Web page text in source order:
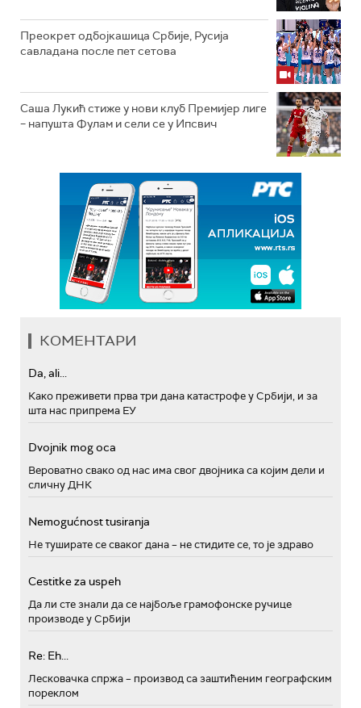
Преокрет одбојкашица Србије, Русија
савладана после пет сетова
Саша Лукић стиже у нови клуб Премијер лиге
– напушта Фулам и сели се у Ипсвич
КОМЕНТАРИ
Da, ali...
Како преживети прва три дана катастрофе у Србији, и за
шта нас припрема ЕУ
Dvojnik mog oca
Вероватно свако од нас има свог двојника са којим дели и
сличну ДНК
Nemogućnost tusiranja
Не туширате се сваког дана – не стидите се, то је здраво
Cestitke za uspeh
Да ли сте знали да се најбоље грамофонске ручице
производе у Србији
Re: Eh...
Лесковачка спржа – производ са заштићеним географским
пореклом